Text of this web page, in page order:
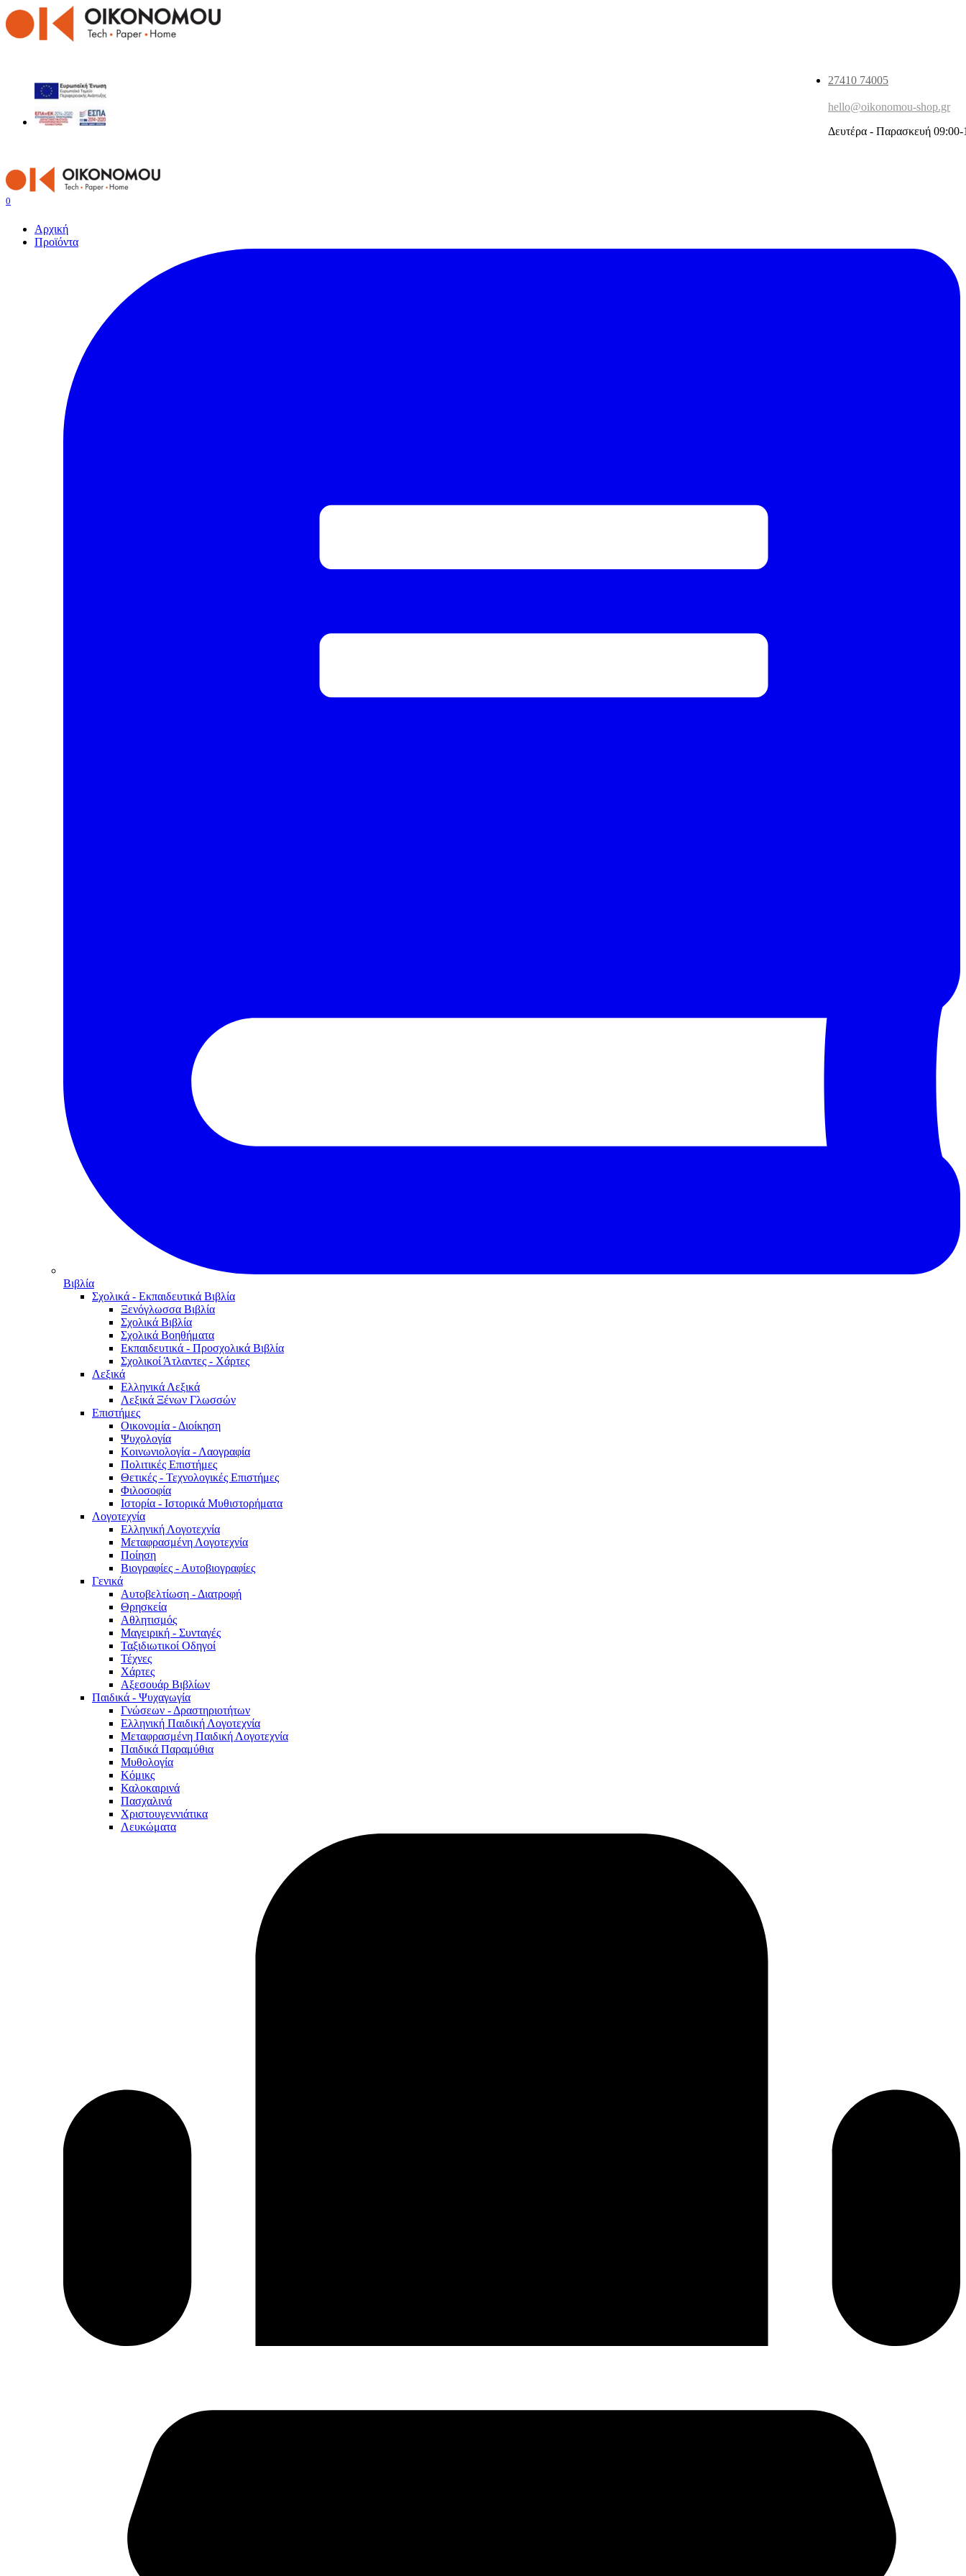
27410 74005
hello@oikonomou-shop.gr
Δευτέρα - Παρασκευή 09:00-
0
Αρχική
Προϊόντα
Βιβλία
Σχολικά - Εκπαιδευτικά Βιβλία
Ξενόγλωσσα Βιβλία
Σχολικά Βιβλία
Σχολικά Βοηθήματα
Εκπαιδευτικά - Προσχολικά Βιβλία
Σχολικοί Άτλαντες - Χάρτες
Λεξικά
Ελληνικά Λεξικά
Λεξικά Ξένων Γλωσσών
Επιστήμες
Οικονομία - Διοίκηση
Ψυχολογία
Κοινωνιολογία - Λαογραφία
Πολιτικές Eπιστήμες
Θετικές - Τεχνολογικές Επιστήμες
Φιλοσοφία
Ιστορία - Ιστορικά Μυθιστορήματα
Λογοτεχνία
Ελληνική Λογοτεχνία
Μεταφρασμένη Λογοτεχνία
Ποίηση
Βιογραφίες - Αυτοβιογραφίες
Γενικά
Αυτοβελτίωση - Διατροφή
Θρησκεία
Αθλητισμός
Μαγειρική - Συνταγές
Ταξιδιωτικοί Οδηγοί
Τέχνες
Χάρτες
Αξεσουάρ Βιβλίων
Παιδικά - Ψυχαγωγία
Γνώσεων - Δραστηριοτήτων
Ελληνική Παιδική Λογοτεχνία
Μεταφρασμένη Παιδική Λογοτεχνία
Παιδικά Παραμύθια
Μυθολογία
Κόμικς
Καλοκαιρινά
Πασχαλινά
Χριστουγεννιάτικα
Λευκώματα